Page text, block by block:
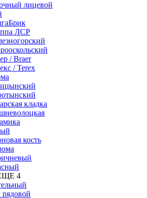
лицевой
ЛСР
/ Braer
/ Terex
кладка
кость
4